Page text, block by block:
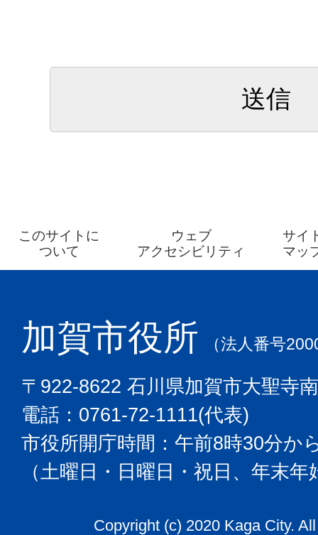
このサイトに
ついて
ウェブ
アクセシビリティ
サイ
マッ
加賀市役所 （法人番号
〒922-8622 石川県加賀市大聖寺
電話：0761-72-1111(代表)
市役所開庁時間：午前8時30分か
（土曜日・日曜日・祝日、年末
Copyright (c) 2020 Kaga City.